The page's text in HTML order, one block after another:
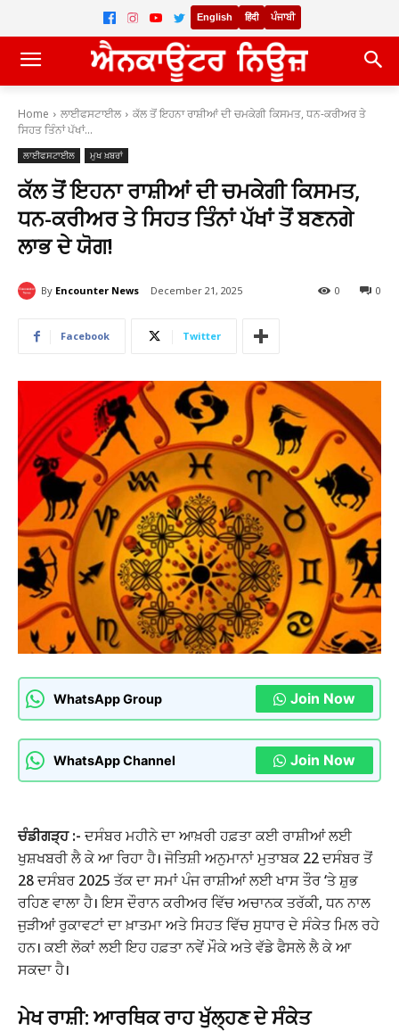
English हिंदी ਪੰਜਾਬੀ
Home ਲਾਈਫਸਟਾਈਲ
ਕੱਲ ਤੋਂ ਇਹਨਾ ਰਾਸ਼ੀਆਂ ਦੀ ਚਮਕੇਗੀ ਕਿਸਮਤ, ਧਨ-ਕਰੀਅਰ ਤੇ
ਸਿਹਤ ਤਿੰਨਾਂ ਪੱਖਾਂ...
ਲਾਈਫਸਟਾਈਲ ਮੁਖ ਖ਼ਬਰਾਂ
ਕੱਲ ਤੋਂ ਇਹਨਾ ਰਾਸ਼ੀਆਂ ਦੀ ਚਮਕੇਗੀ ਕਿਸਮਤ,
ਧਨ-ਕਰੀਅਰ ਤੇ ਸਿਹਤ ਤਿੰਨਾਂ ਪੱਖਾਂ ਤੋਂ ਬਣਨਗੇ
ਲਾਭ ਦੇ ਯੋਗ!
By Encounter News December 21, 2025 0
0
Facebook Twitter
WhatsApp Group Join Now
WhatsApp Channel Join Now
ਚੰਡੀਗੜ੍ਹ :- ਦਸੰਬਰ ਮਹੀਨੇ ਦਾ ਆਖ਼ਰੀ ਹਫ਼ਤਾ ਕਈ ਰਾਸ਼ੀਆਂ ਲਈ
ਖੁਸ਼ਖਬਰੀ ਲੈ ਕੇ ਆ ਰਿਹਾ ਹੈ। ਜੋਤਿਸ਼ੀ ਅਨੁਮਾਨਾਂ ਮੁਤਾਬਕ 22 ਦਸੰਬਰ ਤੋਂ
28 ਦਸੰਬਰ 2025 ਤੱਕ ਦਾ ਸਮਾਂ ਪੰਜ ਰਾਸ਼ੀਆਂ ਲਈ ਖਾਸ ਤੌਰ ‘ਤੇ ਸ਼ੁਭ
ਰਹਿਣ ਵਾਲਾ ਹੈ। ਇਸ ਦੌਰਾਨ ਕਰੀਅਰ ਵਿੱਚ ਅਚਾਨਕ ਤਰੱਕੀ, ਧਨ ਨਾਲ
ਜੁੜੀਆਂ ਰੁਕਾਵਟਾਂ ਦਾ ਖ਼ਾਤਮਾ ਅਤੇ ਸਿਹਤ ਵਿੱਚ ਸੁਧਾਰ ਦੇ ਸੰਕੇਤ ਮਿਲ ਰਹੇ
ਹਨ। ਕਈ ਲੋਕਾਂ ਲਈ ਇਹ ਹਫ਼ਤਾ ਨਵੇਂ ਮੌਕੇ ਅਤੇ ਵੱਡੇ ਫੈਸਲੇ ਲੈ ਕੇ ਆ
ਸਕਦਾ ਹੈ।
ਮੇਖ ਰਾਸ਼ੀ: ਆਰਥਿਕ ਰਾਹ ਖੁੱਲ੍ਹਣ ਦੇ ਸੰਕੇਤ